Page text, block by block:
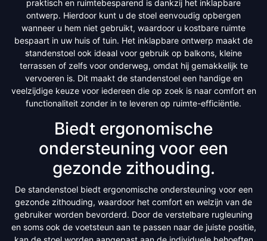
praktisch en ruimtebesparend is dankzij het inklapbare
ontwerp. Hierdoor kunt u de stoel eenvoudig opbergen
wanneer u hem niet gebruikt, waardoor u kostbare ruimte
bespaart in uw huis of tuin. Het inklapbare ontwerp maakt de
standenstoel ook ideaal voor gebruik op balkons, kleine
terrassen of zelfs voor onderweg, omdat hij gemakkelijk te
vervoeren is. Dit maakt de standenstoel een handige en
veelzijdige keuze voor iedereen die op zoek is naar comfort en
functionaliteit zonder in te leveren op ruimte-efficiëntie.
Biedt ergonomische
ondersteuning voor een
gezonde zithouding.
De standenstoel biedt ergonomische ondersteuning voor een
gezonde zithouding, waardoor het comfort en welzijn van de
gebruiker worden bevorderd. Door de verstelbare rugleuning
en soms ook de voetsteun aan te passen naar de juiste positie,